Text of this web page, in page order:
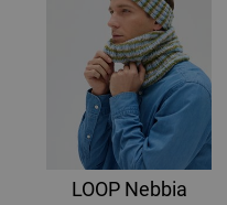
LOOP Nebbia